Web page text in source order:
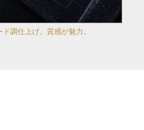
調仕上げ。質感が魅力。